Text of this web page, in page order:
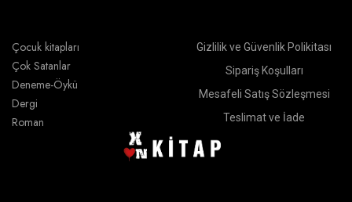
Çocuk kitapları
Çok Satanlar
Deneme-Öykü
Dergi
Roman
Gizlilik ve Güvenlik Polikitası
Sipariş Koşulları
Mesafeli Satış Sözleşmesi
Teslimat ve İade